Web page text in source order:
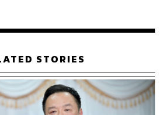
ทหารสูงสุด แม่ทัพภาคที่ 4 รอง
ลขาธิการสภาความมั่นคงแห่งชาติ (ส
ข้าใจตรงกัน และไม่มีความเห็นขัด
ามมั่นคงของประเทศ
STORIES